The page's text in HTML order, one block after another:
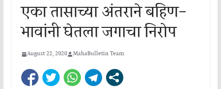
एका तासाच्या अंतराने बहिण-
भावांनी घेतला जगाचा निरोप
August 22, 2020 MahaBulletin Team